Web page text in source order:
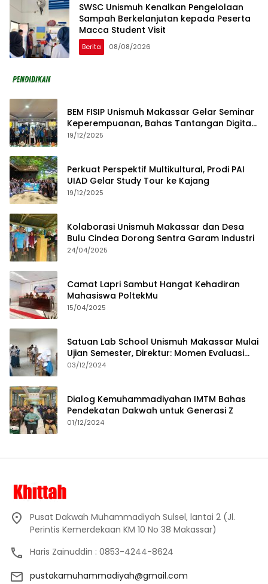
SWSC Unismuh Kenalkan Pengelolaan
Sampah Berkelanjutan kepada Peserta
Macca Student Visit
Berita 08/08/2026
BEM FISIP Unismuh Makassar Gelar Seminar
Keperempuanan, Bahas Tantangan Digital
dan Budaya Lokal
19/12/2025
Perkuat Perspektif Multikultural, Prodi PAI
UIAD Gelar Study Tour ke Kajang
19/12/2025
Kolaborasi Unismuh Makassar dan Desa
Bulu Cindea Dorong Sentra Garam Industri
24/04/2025
Camat Lapri Sambut Hangat Kehadiran
Mahasiswa PoltekMu
15/04/2025
Satuan Lab School Unismuh Makassar Mulai
Ujian Semester, Direktur: Momen Evaluasi
Proses Pembelajaran
03/12/2024
Dialog Kemuhammadiyahan IMTM Bahas
Pendekatan Dakwah untuk Generasi Z
01/12/2024
Pusat Dakwah Muhammadiyah Sulsel, lantai 2 (Jl.
Perintis Kemerdekaan KM 10 No 38 Makassar)
Haris Zainuddin : 0853-4244-8624
pustakamuhammadiyah@gmail.com